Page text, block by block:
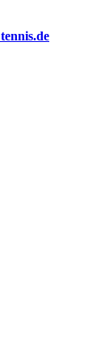
tennis.de